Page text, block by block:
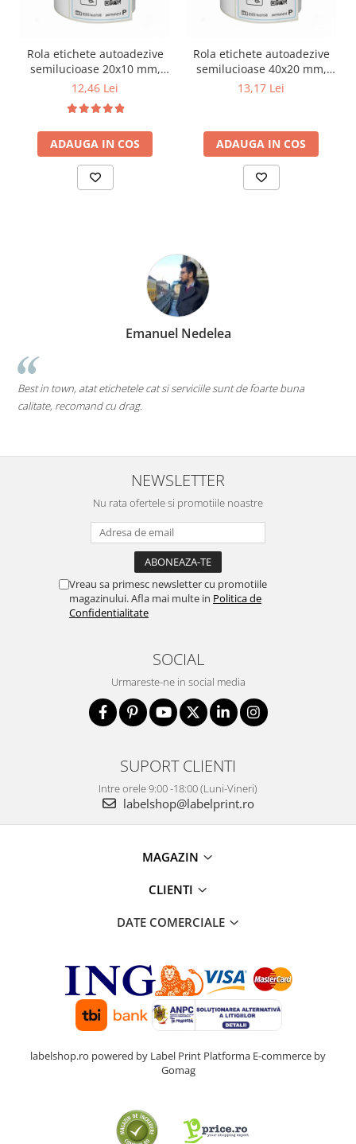
Rola etichete autoadezive
semilucioase 20x10 mm,
adeziv permanent, 5000
12,46 Lei
ADAUGA IN COS
Rola etichete autoadezive
semilucioase 40x20 mm,
adeziv permanent, 2000
13,17 Lei
ADAUGA IN COS
Emanuel Nedelea
Best in town, atat etichetele cat si serviciile sunt de foarte buna
calitate, recomand cu drag.
NEWSLETTER
Nu rata ofertele si promotiile noastre
Vreau sa primesc newsletter cu promotiile
magazinului. Afla mai multe in Politica de
Confidentialitate
SOCIAL
Urmareste-ne in social media
SUPORT CLIENTI
Intre orele 9:00 -18:00 (Luni-Vineri)
labelshop@labelprint.ro
MAGAZIN
CLIENTI
DATE COMERCIALE
labelshop.ro powered by Label Print Platforma E-commerce by
Gomag